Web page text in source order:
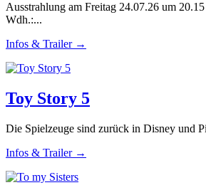
Ausstrahlung am Freitag 24.07.26 um
Wdh.:...
Infos & Trailer →
Toy Story 5
Die Spielzeuge sind zurück in Disney und
Infos & Trailer →